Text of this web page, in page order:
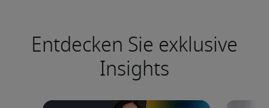
Entdecken Sie exklusive
Insights